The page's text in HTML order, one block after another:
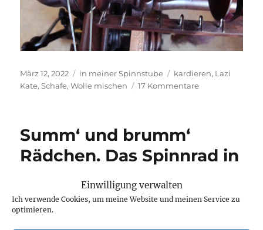
Einwilligung verwalten
Ich verwende Cookies, um meine Website und meinen Service zu
optimieren.
Veröffentlicht
am
März 12, 2022 Kategorien
in meiner Spinnstube Schlagwörter
kardieren, Lazi
Kate,Schafe,Wolle mischen 17 Kommentarezu
Summ‘ und brumm‘
Rädchen. Das Spinnrad in
der Klassik.
Singen geht gerade bei mir gar nich, aber an
den Ohren habe ich ja nix und so habe ich mir